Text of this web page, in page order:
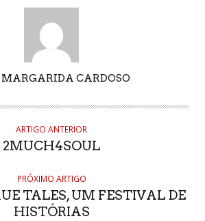
CARDOSO
ARTIGO ANTERIOR
2MUCH4SOUL
PRÓXIMO ARTIGO
TALES, UM FESTIVAL DE
HISTÓRIAS